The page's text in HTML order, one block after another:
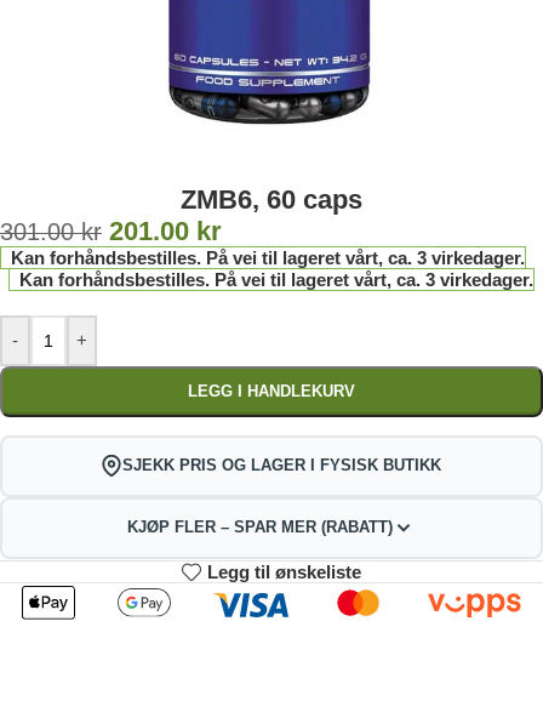
ZMB6, 60 caps
301.00kr 201.00 kr
Kan forhåndsbestilles. På vei til lageret vårt, ca. 3 virkedager.
Kan forhåndsbestilles. På vei til lageret vårt, ca. 3 virkedager.
- +
LEGG I HANDLEKURV
SJEKK PRIS OG LAGER I FYSISK BUTIKK
KJØP FLER – SPAR MER (RABATT)
2
198.99
kr
3-4
196.98
Legg til ønskeliste